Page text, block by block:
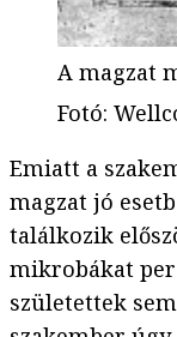
A magzat
Fotó:
Emiatt a
magzat jó
találkozik
mikrobákat
születettek